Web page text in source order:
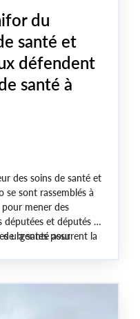
du
santé et
défendent
santé à
des soins de santé et
se sont rassemblés à
pour mener des
et députés de
urgentes pour
la santé assurent la